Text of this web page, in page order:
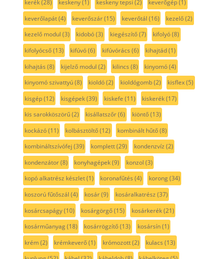
kerék(28) keskeny(1) keskeny tepsi (2) keverőgép(1)
keverőlapát(4) keverőszár(15) keverőtál (16) kezelő(2)
kezelő modul (3) kidobó(3) kiegészítő(7) kifolyó(8)
kifolyócső(13) kifúvó(6) kifúvórács (6) kihajtád(1)
kihajtás (8) kijelző modul (2) kilincs (8) kinyomó(4)
kinyomó szivattyú(8) kioldó(2) kioldógomb(2) kisflex(5)
kisgép(12) kisgépek(39) kiskefe (11) kiskerék(17)
kis sarokköszörű(2) kisállatszőr(6) kiöntő(13)
kockázó(11) kolbásztöltő(12) kombinált hűtő(8)
kombináltszívófej (39) komplett(29) kondenzvíz (2)
kondenzátor(8) konyhagépek(9) konzol (3)
kopó alkatrész készlet(1) koronafűtés (4) korong(34)
koszorú fűtőszál (4) kosár(9) kosáralkatrész (37)
kosárcsapágy(10) kosárgörgő(15) kosárkerék(21)
kosárműanyag(18) kosárrögzítő(13) kosársín(1)
krém(2) krémkeverő(1) krómozott(2) kulacs (13)